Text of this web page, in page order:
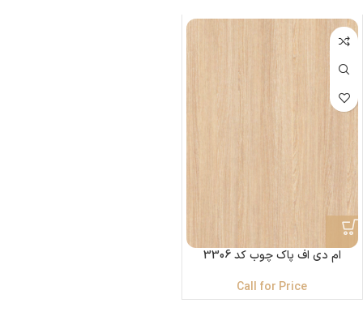
ام دی اف پاک چوب کد 3306
Call for Price